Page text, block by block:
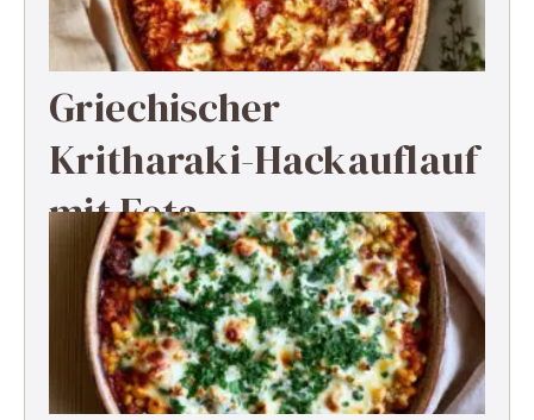
Griechischer
Kritharaki-Hackauflauf
mit Feta